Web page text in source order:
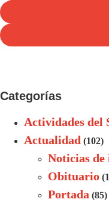
Categorías
Actividades del
Actualidad (102)
Noticias de
Obituario
Portada (85)